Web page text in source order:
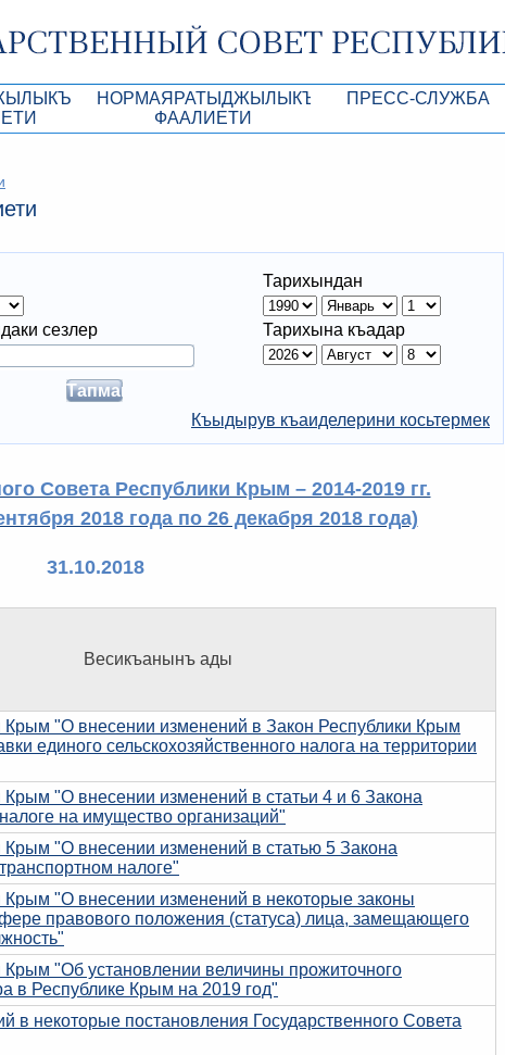
Крым
экспертиза
процесса в РК
НОРМАЯРАТЫДЖЫЛЫКЪ
ФААЛИЕТИ
актларнынъ лейихалары
ПРЕСС-СЛУЖБА
Контакты пресс-службы
Тарихындан
сезлер Тарихына къадар
Къыдырув къаиделерини косьтермек
Совета Республики Крым – 2014-2019 гг.
2018 года по 26 декабря 2018 года)
31.10.2018
Весикъанынъ ады
Крым "О внесении изменений в Закон Республики Крым
единого сельскохозяйственного налога на территории
"О внесении изменений в статьи 4 и 6 Закона
на имущество организаций"
Крым "О внесении изменений в статью 5 Закона
налоге"
Крым "О внесении изменений в некоторые законы
правового положения (статуса) лица, замещающего
Крым "Об установлении величины прожиточного
в Республике Крым на 2019 год"
в некоторые постановления Государственного Совета